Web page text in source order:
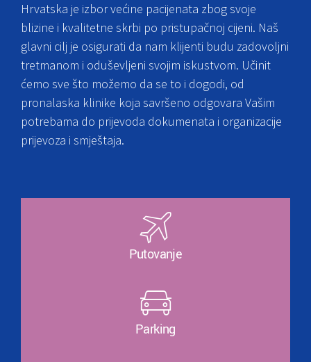
Hrvatska je izbor većine pacijenata zbog svoje
blizine i kvalitetne skrbi po pristupačnoj cijeni. Naš
glavni cilj je osigurati da nam klijenti budu zadovoljni
tretmanom i oduševljeni svojim iskustvom. Učinit
ćemo sve što možemo da se to i dogodi, od
pronalaska klinike koja savršeno odgovara Vašim
potrebama do prijevoda dokumenata i organizacije
prijevoza i smještaja.
Putovanje
Parking